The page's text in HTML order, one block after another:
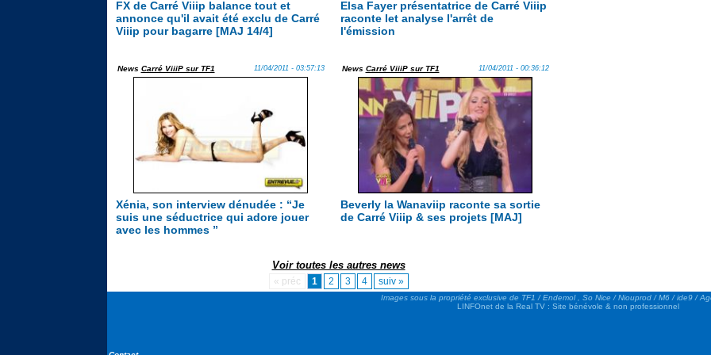
FX de Carré Viiip balance tout et
annonce qu'il avait été exclu de Carré
Viiip pour bagarre [MAJ 14/4]
Elsa Fayer présentatrice de Carré Viiip
raconte let analyse l'arrêt de
l'émission
News Carré ViiiP sur TF1 11/04/2011 - 03:57:13
Xénia, son interview dénudée : “Je
suis une séductrice qui adore jouer
avec les hommes ”
News Carré ViiiP sur TF1 11/04/2011 - 00:36:12
Beverly la Wanaviip raconte sa sortie
de Carré Viiip & ses projets [MAJ]
Voir toutes les autres news
« préc 1 2 3 4 suiv »
Images sous la propriété exclusive de TF1 / Endemol , So Nice / Niouprod / M6 / ide9 /
LINFOnet de la Real TV : Site bénévole & non professionnel